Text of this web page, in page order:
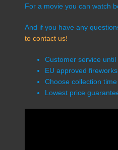
For a movie you can watch
And if you have any
to contact us!
Customer service until
EU approved fireworks
Choose collection time
Lowest price